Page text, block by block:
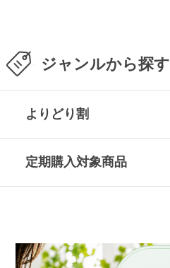
ジャンルから探す
よりどり割
定期購入対象商品